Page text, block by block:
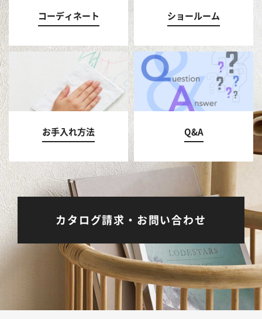
コーディネート ショールーム
お手入れ方法 Q&A
カタログ請求・お問い合わせ